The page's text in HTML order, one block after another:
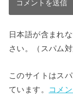
日本語が含まれ
さい。（スパム対
このサイトはス
ています。
コメ